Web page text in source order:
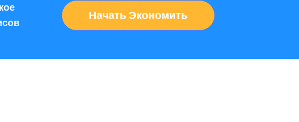
Начать Экономить